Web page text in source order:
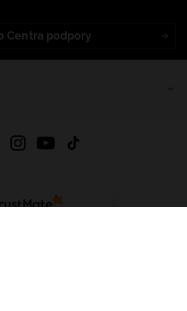
Centra podpory